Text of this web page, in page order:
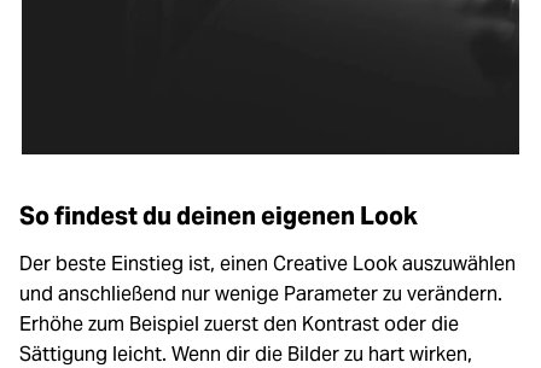
So findest du deinen eigenen Look
Der beste Einstieg ist, einen Creative Look auszuwählen
und anschließend nur wenige Parameter zu verändern.
Erhöhe zum Beispiel zuerst den Kontrast oder die
Sättigung leicht. Wenn dir die Bilder zu hart wirken,